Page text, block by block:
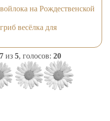
на Рождественской
весёлка для
из 5, голосов: 20